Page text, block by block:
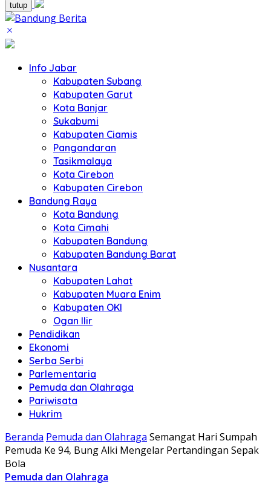
tutup
Info Jabar
Kabupaten Subang
Kabupaten Garut
Kota Banjar
Sukabumi
Kabupaten Ciamis
Pangandaran
Tasikmalaya
Kota Cirebon
Kabupaten Cirebon
Bandung Raya
Kota Bandung
Kota Cimahi
Kabupaten Bandung
Kabupaten Bandung Barat
Nusantara
Kabupaten Lahat
Kabupaten Muara Enim
Kabupaten OKI
Ogan Ilir
Pendidikan
Ekonomi
Serba Serbi
Parlementaria
Pemuda dan Olahraga
Pariwisata
Hukrim
Beranda Pemuda dan Olahraga Semangat Hari Sumpah
Pemuda Ke 94, Bung Alki Mengelar Pertandingan Sepak
Bola
Pemuda dan Olahraga